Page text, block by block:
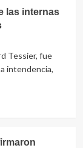
las internas
Tessier, fue
intendencia,